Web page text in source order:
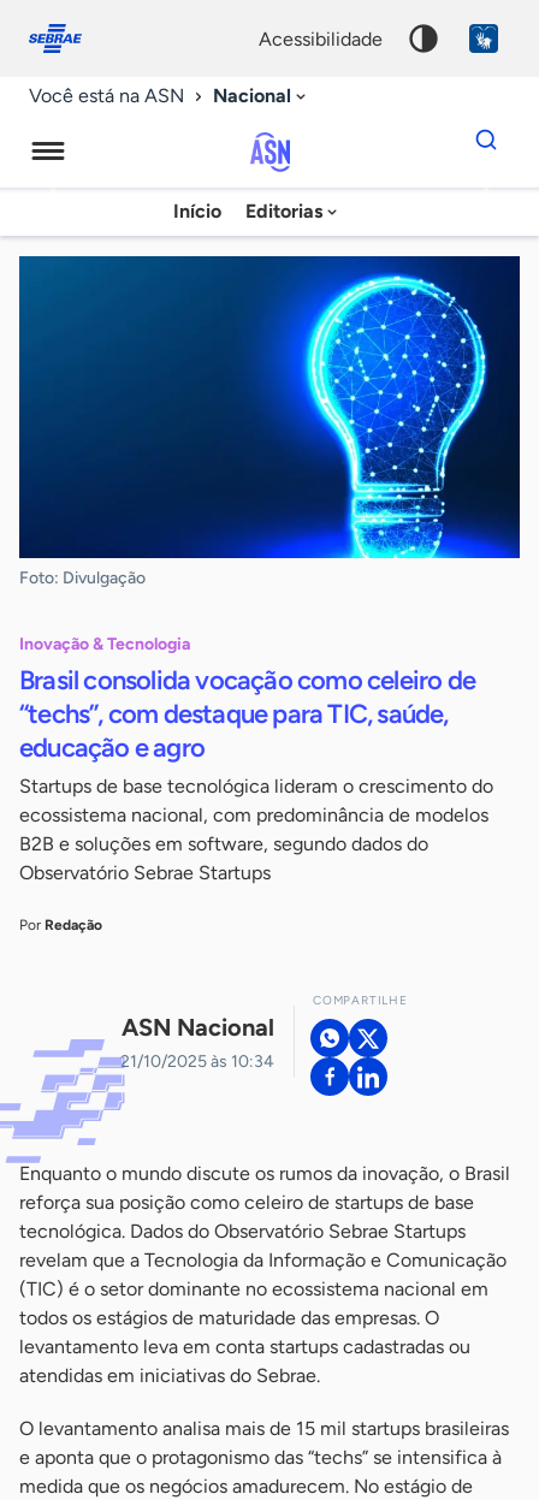
conosco
acessibilidade
Você está na ASN Nacional
Agência
Sebrae
de
Notícias
Início Editorias
Dados
para
chave
Foto: Divulgação
Inovação & Tecnologia
Brasil consolida vocação como celeiro de
“techs”, com destaque para TIC, saúde,
educação e agro
Startups de base tecnológica lideram o crescimento do
ecossistema nacional, com predominância de modelos
B2B e soluções em software, segundo dados do
Observatório Sebrae Startups
Por Redação
ASN Nacional
21/10/2025 às 10:34
COMPARTILHE
Enquanto o mundo discute os rumos da inovação, o Brasil
reforça sua posição como celeiro de startups de base
tecnológica. Dados do Observatório Sebrae Startups
revelam que a Tecnologia da Informação e Comunicação
(TIC) é o setor dominante no ecossistema nacional em
todos os estágios de maturidade das empresas. O
levantamento leva em conta startups cadastradas ou
atendidas em iniciativas do Sebrae.
O levantamento analisa mais de 15 mil startups brasileiras
e aponta que o protagonismo das “techs” se intensifica à
medida que os negócios amadurecem. No estágio de